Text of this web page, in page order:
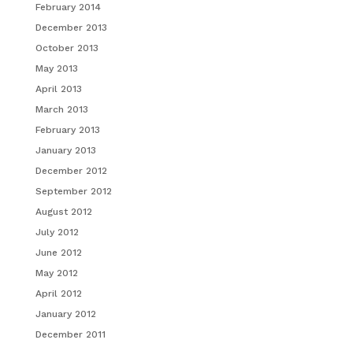
February 2014
December 2013
October 2013
May 2013
April 2013
March 2013
February 2013
January 2013
December 2012
September 2012
August 2012
July 2012
June 2012
May 2012
April 2012
January 2012
December 2011